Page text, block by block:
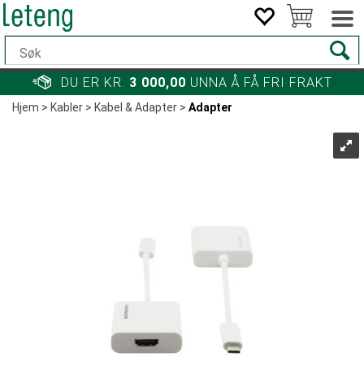
DU ER KR. 3 000,00 UNNA Å FÅ FRI FRAKT
Hjem>Kabler>Kabel & Adapter>Adapter